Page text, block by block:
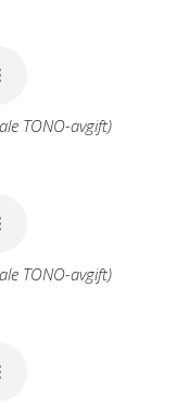
TONO-avgift)
TONO-avgift)